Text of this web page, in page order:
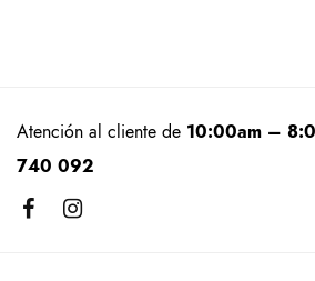
Atención al cliente de 10:00am –
740 092